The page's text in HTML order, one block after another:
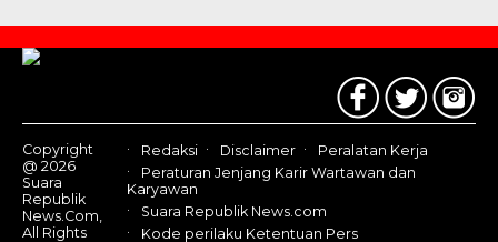
Contact
Us
Copyright
@ 2026
Suara
Republik
News.Com,
All Rights
Redaksi Disclaimer
Peralatan Kerja
Peraturan Jenjang Karir Wartawan dan
Karyawan
Suara Republik News.com
Kode perilaku Ketentuan Pers